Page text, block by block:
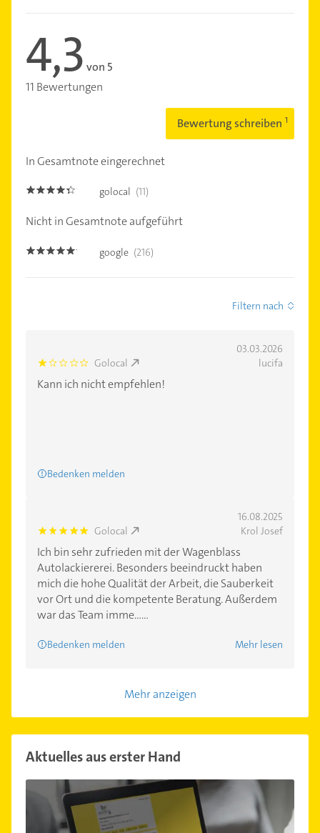
4,3 von 5
11 Bewertungen
Bewertung schreiben
In Gesamtnote eingerechnet
4.3 golocal (11)
Nicht in Gesamtnote aufgeführt
5.0 google (216)
Filtern nach
03.03.2026
1.0 Golocal lucifa
Kann ich nicht empfehlen!
Bedenken melden
16.08.2025
5.0 Golocal Krol Josef
Ich bin sehr zufrieden mit der Wagenblass
Autolackiererei. Besonders beeindruckt haben
mich die hohe Qualität der Arbeit, die Sauberkeit
vor Ort und die kompetente Beratung. Außerdem
war das Team imme......
Bedenken melden Mehr lesen
Mehr anzeigen
Aktuelles aus erster Hand